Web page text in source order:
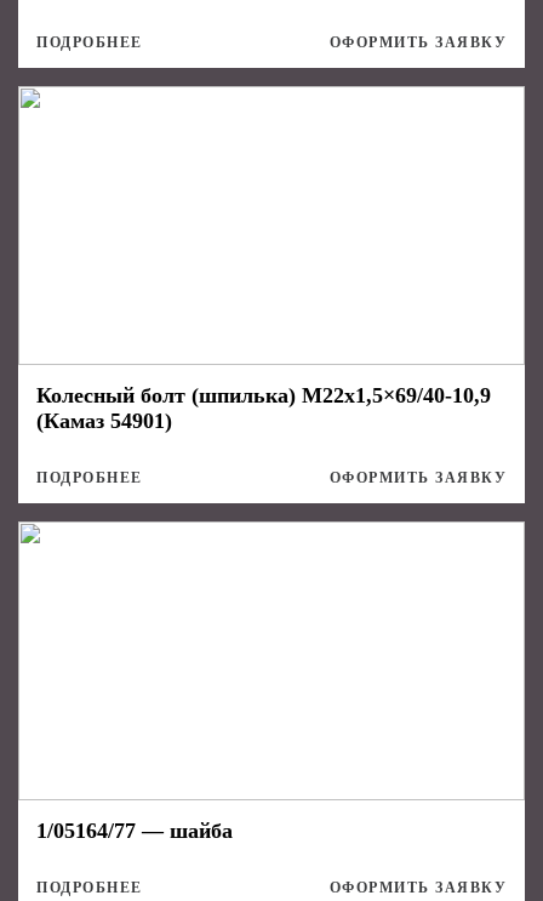
ПОДРОБНЕЕ ОФОРМИТЬ ЗАЯВКУ
Колесный болт (шпилька) M22x1,5×69/40-10,9
(Камаз 54901)
ПОДРОБНЕЕ ОФОРМИТЬ ЗАЯВКУ
1/05164/77 — шайба
ПОДРОБНЕЕ ОФОРМИТЬ ЗАЯВКУ